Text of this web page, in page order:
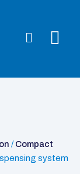
/Compact
system